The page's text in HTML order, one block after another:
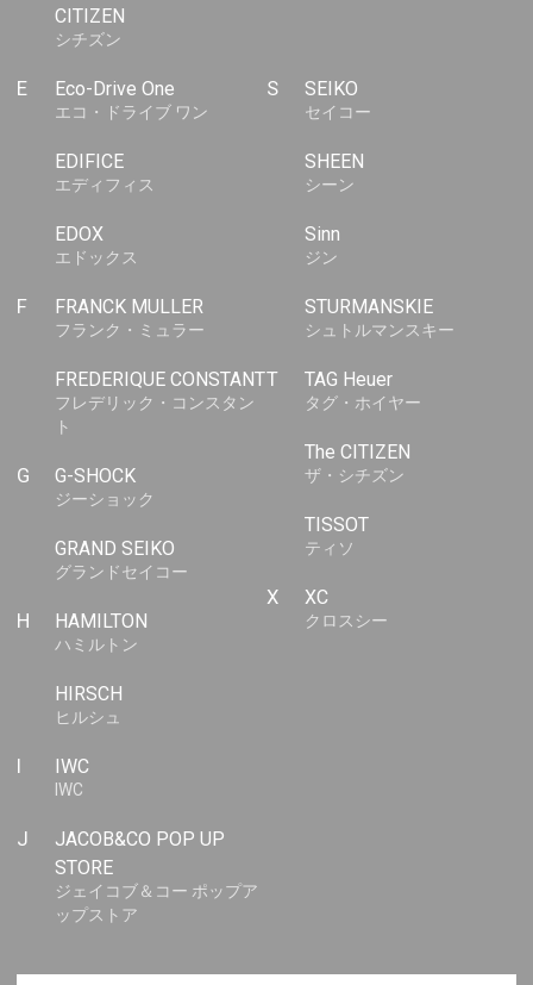
CITIZEN
シチズン
E Eco-Drive One
エコ・ドライブ ワン
EDIFICE
エディフィス
EDOX
エドックス
F FRANCK MULLER
フランク・ミュラー
FREDERIQUE CONSTANT
フレデリック・コンスタン
ト
G G-SHOCK
ジーショック
GRAND SEIKO
グランドセイコー
H HAMILTON
ハミルトン
HIRSCH
ヒルシュ
I IWC
IWC
J
JACOB&CO POP UP
STORE
ジェイコブ＆コー ポップア
ップストア
S SEIKO
セイコー
SHEEN
シーン
Sinn
ジン
STURMANSKIE
シュトルマンスキー
T TAG Heuer
タグ・ホイヤー
The CITIZEN
ザ・シチズン
TISSOT
ティソ
X XC
クロスシー